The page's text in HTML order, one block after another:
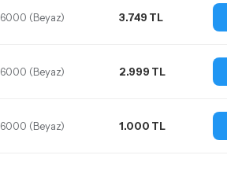
6000 (Beyaz) 3.749 TL
6000 (Beyaz) 2.999 TL
6000 (Beyaz) 1.000 TL